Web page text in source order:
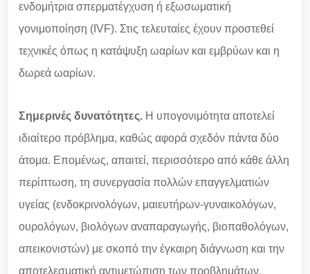
ενδομήτρια σπερματέγχυση ή εξωσωματική
γονιμοποίηση (IVF). Στις τελευταίες έχουν προστεθεί
τεχνικές όπως η κατάψυξη ωαρίων και εμβρύων και η
δωρεά ωαρίων.
Σημερινές δυνατότητες. Η υπογονιμότητα αποτελεί
ιδιαίτερο πρόβλημα, καθώς αφορά σχεδόν πάντα δύο
άτομα. Επομένως, απαιτεί, περισσότερο από κάθε άλλη
περίπτωση, τη συνεργασία πολλών επαγγελματιών
υγείας (ενδοκρινολόγων, μαιευτήρων-γυναικολόγων,
ουρολόγων, βιολόγων αναπαραγωγής, βιοπαθολόγων,
απεικονιστών) με σκοπό την έγκαιρη διάγνωση και την
αποτελεσματική αντιμετώπιση των προβλημάτων.